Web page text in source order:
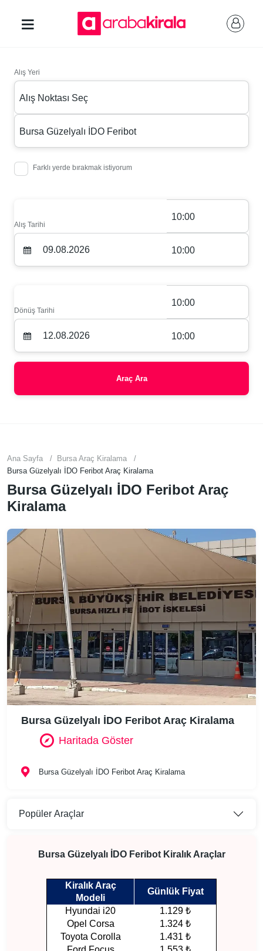
Alış Yeri
Alış Noktası Seç
Bursa Güzelyalı İDO Feribot
Farklı yerde bırakmak istiyorum
Alış Tarihi
10:00
10:00
Dönüş Tarihi
10:00
10:00
Araç Ara
Ana Sayfa
Bursa Araç Kiralama
Bursa Güzelyalı İDO Feribot Araç Kiralama
Bursa Güzelyalı İDO Feribot Araç
Kiralama
Bursa Güzelyalı İDO Feribot Kiralık Araçlar
Kiralık Araç
Modeli
Günlük Fiyat
Hyundai i20
1.129 ₺
Opel Corsa
1.324 ₺
Toyota Corolla
1.431 ₺
Bursa Güzelyalı İDO Feribot Araç Kiralama
Haritada Göster
Bursa Güzelyalı İDO Feribot Araç Kiralama
Popüler Araçlar